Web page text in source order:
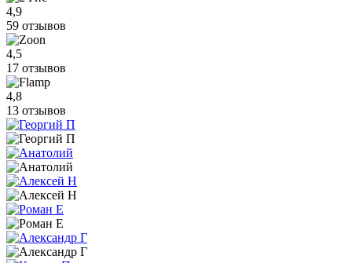
4,9
59 отзывов
4,5
17 отзывов
4,8
13 отзывов